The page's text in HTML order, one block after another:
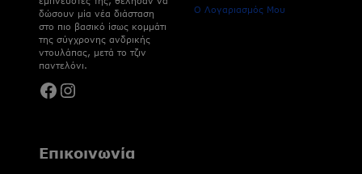
δώσουν μία νέα διάσταση
στο πιο βασικό ίσως κομμάτι
της σύγχρονης ανδρικής
ντουλάπας, μετά το τζιν
παντελόνι.
Facebook
Instagram
Ο Λογαριασμός Μου
Επικοινωνία